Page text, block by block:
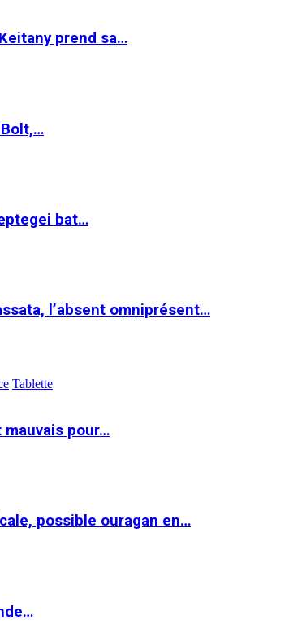
prend sa…
Bolt,…
bat…
l’absent omniprésent…
Tablette
mauvais pour…
possible ouragan en…